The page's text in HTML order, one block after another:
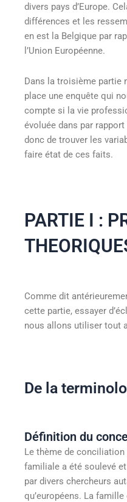
divers pays d’Europe.
différences et les
en est la Belgique par
l’Union Européenne.
Dans la troisième partie
place une enquête qui
compte si la vie
évoluée dans par
donc de trouver les
faire état de ces faits.
PARTIE I :
Comme dit
cette partie, essayer
nous allons utiliser tout
De la
Définition du
Le thème de
familiale a été soulevé
par divers chercheurs
qu’européens. La